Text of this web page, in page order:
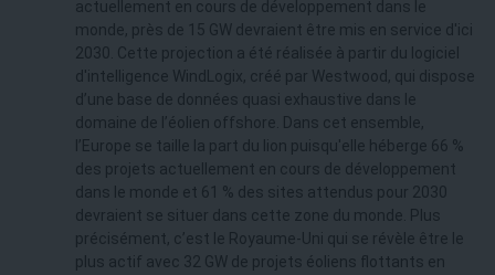
actuellement en cours de développement dans le
monde, près de 15 GW devraient être mis en service d'ici
2030. Cette projection a été réalisée à partir du logiciel
d'intelligence WindLogix, créé par Westwood, qui dispose
d’une base de données quasi exhaustive dans le
domaine de l’éolien offshore. Dans cet ensemble,
l’Europe se taille la part du lion puisqu'elle héberge 66 %
des projets actuellement en cours de développement
dans le monde et 61 % des sites attendus pour 2030
devraient se situer dans cette zone du monde. Plus
précisément, c’est le Royaume-Uni qui se révèle être le
plus actif avec 32 GW de projets éoliens flottants en